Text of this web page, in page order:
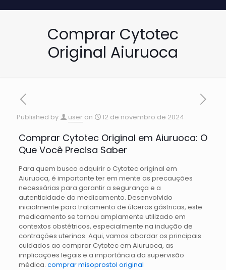
Comprar Cytotec
Original Aiuruoca
Published by user on 12 de novembro de 2024
Comprar Cytotec Original em Aiuruoca: O
Que Você Precisa Saber
Para quem busca adquirir o Cytotec original em
Aiuruoca, é importante ter em mente as precauções
necessárias para garantir a segurança e a
autenticidade do medicamento. Desenvolvido
inicialmente para tratamento de úlceras gástricas, este
medicamento se tornou amplamente utilizado em
contextos obstétricos, especialmente na indução de
contrações uterinas. Aqui, vamos abordar os principais
cuidados ao comprar Cytotec em Aiuruoca, as
implicações legais e a importância da supervisão
médica. comprar misoprostol original